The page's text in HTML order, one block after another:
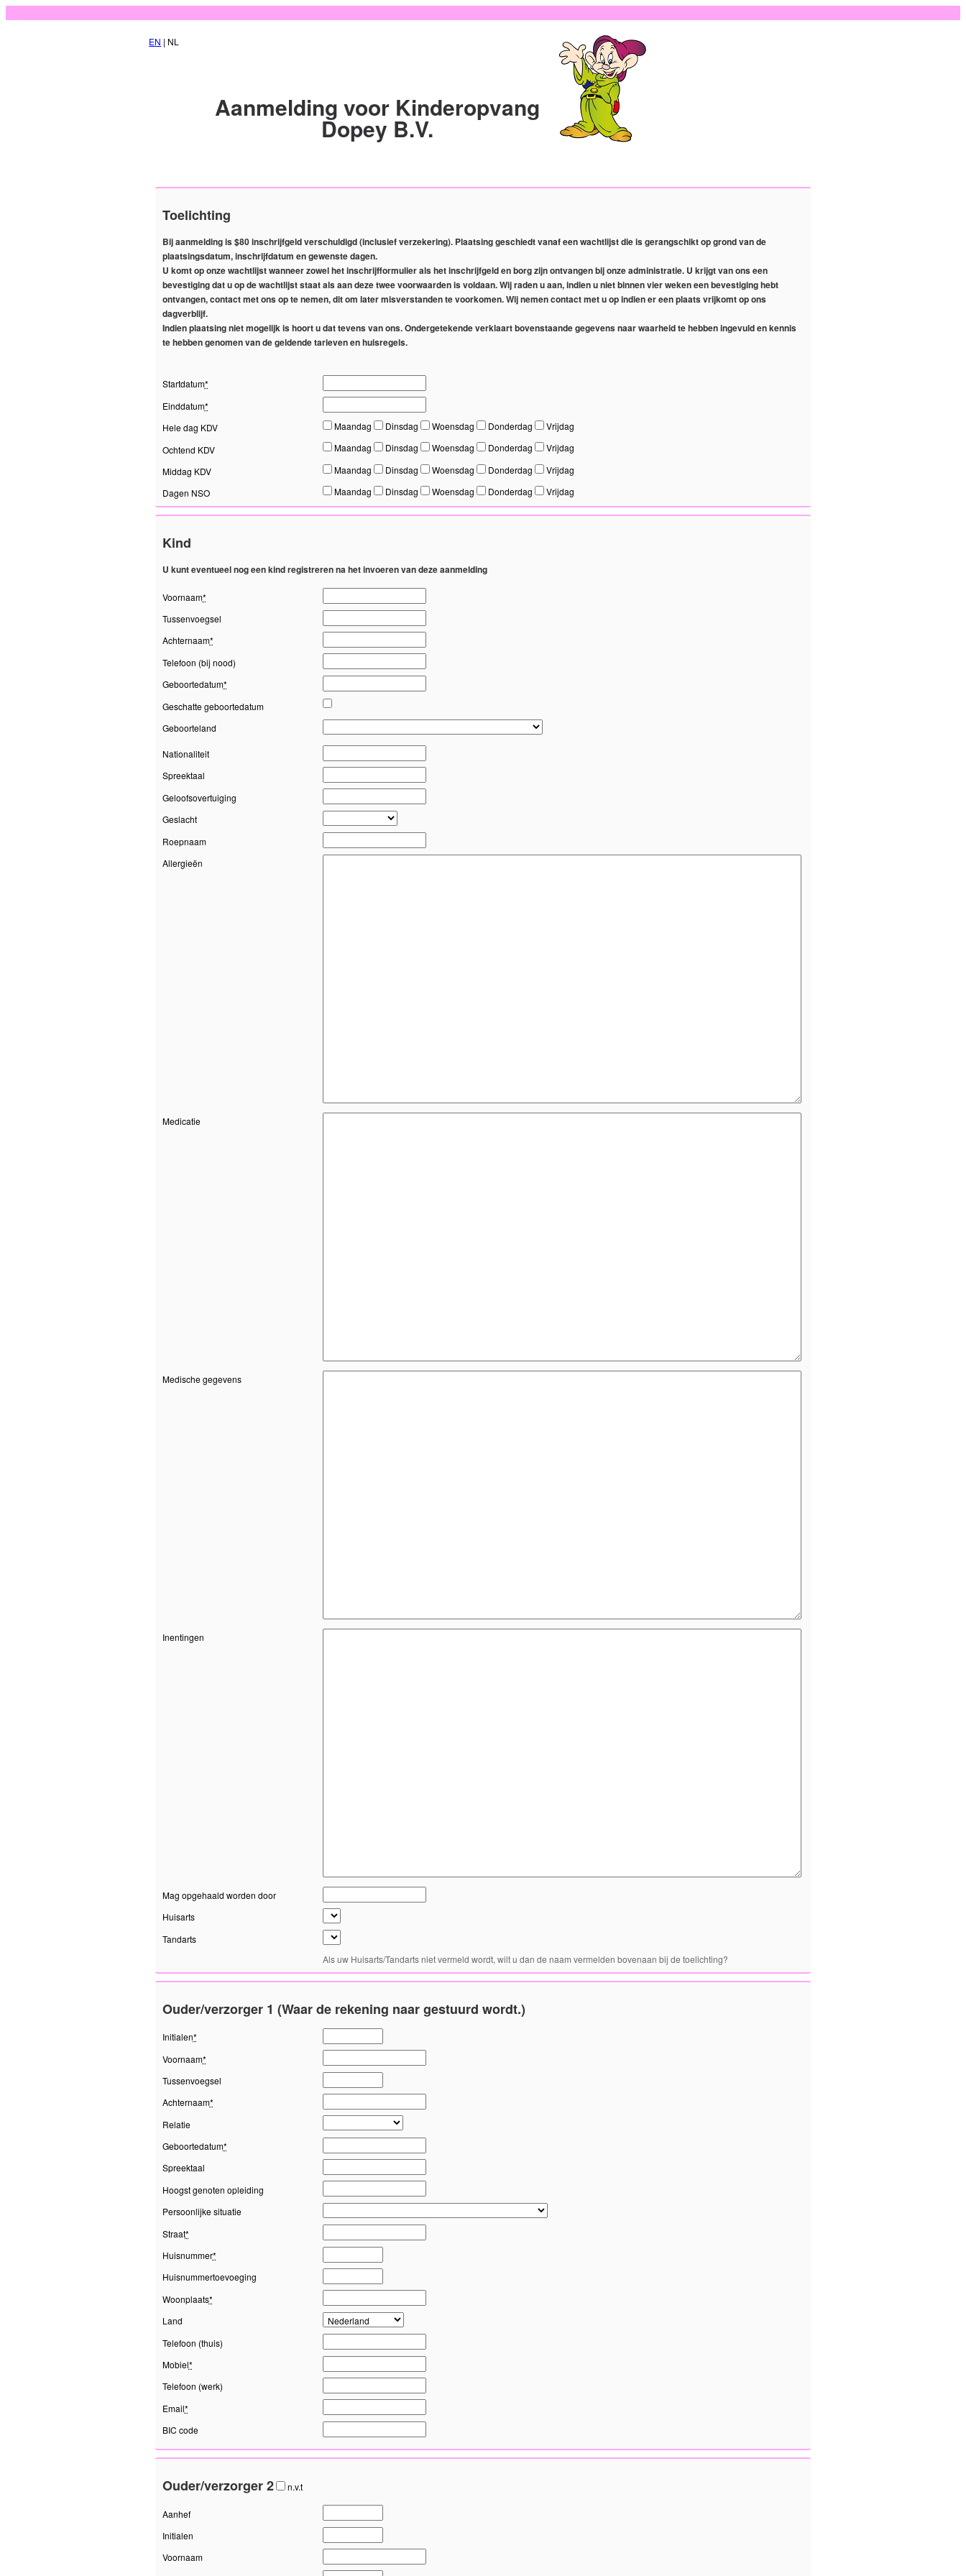
EN | NL
Aanmelding voor Kinderopvang
Dopey B.V.
Toelichting
Bij aanmelding is $80 inschrijfgeld verschuldigd (inclusief verzekering). Plaatsing geschiedt vanaf een wachtlijst die is gerangschikt op grond van de
plaatsingsdatum, inschrijfdatum en gewenste dagen.
U komt op onze wachtlijst wanneer zowel het inschrijfformulier als het inschrijfgeld en borg zijn ontvangen bij onze administratie. U krijgt van ons een
bevestiging dat u op de wachtlijst staat als aan deze twee voorwaarden is voldaan. Wij raden u aan, indien u niet binnen vier weken een bevestiging hebt
ontvangen, contact met ons op te nemen, dit om later misverstanden te voorkomen. Wij nemen contact met u op indien er een plaats vrijkomt op ons
dagverblijf.
Indien plaatsing niet mogelijk is hoort u dat tevens van ons. Ondergetekende verklaart bovenstaande gegevens naar waarheid te hebben ingevuld en kennis
te hebben genomen van de geldende tarieven en huisregels.
Startdatum*
Einddatum*
Hele dag KDV
Maandag Dinsdag Woensdag Donderdag
Vrijdag
Ochtend KDV
Maandag Dinsdag Woensdag Donderdag
Vrijdag
Middag KDV
Maandag Dinsdag Woensdag Donderdag
Vrijdag
Dagen NSO
Maandag Dinsdag Woensdag Donderdag Vrijdag
Kind
U kunt eventueel nog een kind registreren na het invoeren van deze aanmelding
Voornaam*
Tussenvoegsel
Achternaam*
Telefoon (bij nood)
Geboortedatum*
Geschatte geboortedatum
Geboorteland
Nationaliteit
Spreektaal
Geloofsovertuiging
Geslacht
Roepnaam
Allergieën
Medicatie
Medische gegevens
Inentingen
Mag opgehaald worden door
Huisarts
Tandarts
Als uw Huisarts/Tandarts niet vermeld wordt, wilt u dan de naam vermelden bovenaan bij de toelichting?
Ouder/verzorger 1 (Waar de rekening naar gestuurd wordt.)
Initialen*
Voornaam*
Tussenvoegsel
Achternaam*
Relatie
Geboortedatum*
Spreektaal
Hoogst genoten opleiding
Persoonlijke situatie
Straat*
Huisnummer*
Huisnummertoevoeging
Woonplaats*
Land
Telefoon (thuis)
Mobiel*
Telefoon (werk)
Email*
BIC code
Ouder/verzorger 2 n.v.t
Aanhef
Initialen
Voornaam